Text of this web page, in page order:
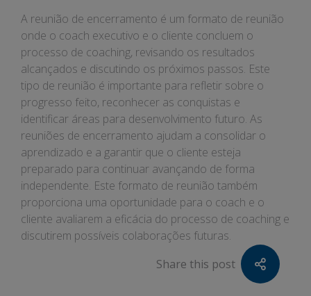
A reunião de encerramento é um formato de reunião
onde o coach executivo e o cliente concluem o
processo de coaching, revisando os resultados
alcançados e discutindo os próximos passos. Este
tipo de reunião é importante para refletir sobre o
progresso feito, reconhecer as conquistas e
identificar áreas para desenvolvimento futuro. As
reuniões de encerramento ajudam a consolidar o
aprendizado e a garantir que o cliente esteja
preparado para continuar avançando de forma
independente. Este formato de reunião também
proporciona uma oportunidade para o coach e o
cliente avaliarem a eficácia do processo de coaching e
discutirem possíveis colaborações futuras.
Share this post